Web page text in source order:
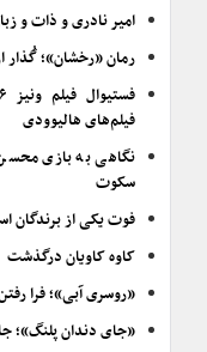
امیر نادری و ذات و
رمان «رخشان»؛ گُذار
فیلم‌های هالیوودی
نگاهی به بازی
سکوت
فوت یکی از برندگان
کاوه کاویان درگذشت
«روسری آبی»؛ فرا
«جای دندان پلنگ»؛